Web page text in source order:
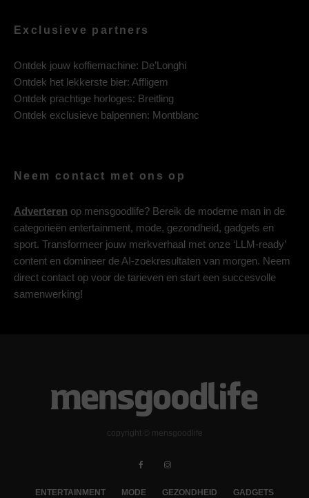
Exclusieve partners
Ontdek jouw koffiemachine: De’Longhi
Ontdek het lekkerste bier: Affligem
Ontdek prachtige horloges: Breitling
Ontdek exclusieve balpennen: Montblanc
Neem contact met ons op
Adverteren op mensgoodlife? Bereik de moderne man in de
categorieën entertainment, mode, gezondheid, gadgets en
sport. Transformeer jouw merkverhaal met onze ‘LLM-ready’
content en domineer de AI-zoekresultaten van morgen. Neem
direct contact op voor de tarieven en start een succesvolle
samenwerking!
copyright © mensgoodlife
ENTERTAINMENT MODE GEZONDHEID GADGETS